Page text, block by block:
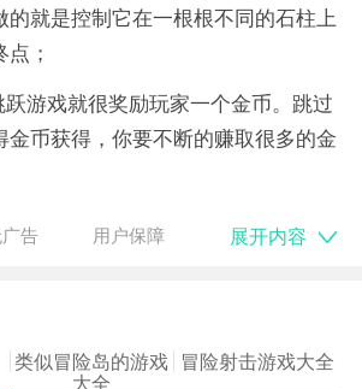
的就是控制它在一根根不同的石柱上
；
游戏就很奖励玩家一个金币。跳过
金币获得，你要不断的赚取很多的金
难的，非常适合打发你的
告 用户保障 展开内容
类似冒险岛的游戏
大全
冒险射击游戏大全